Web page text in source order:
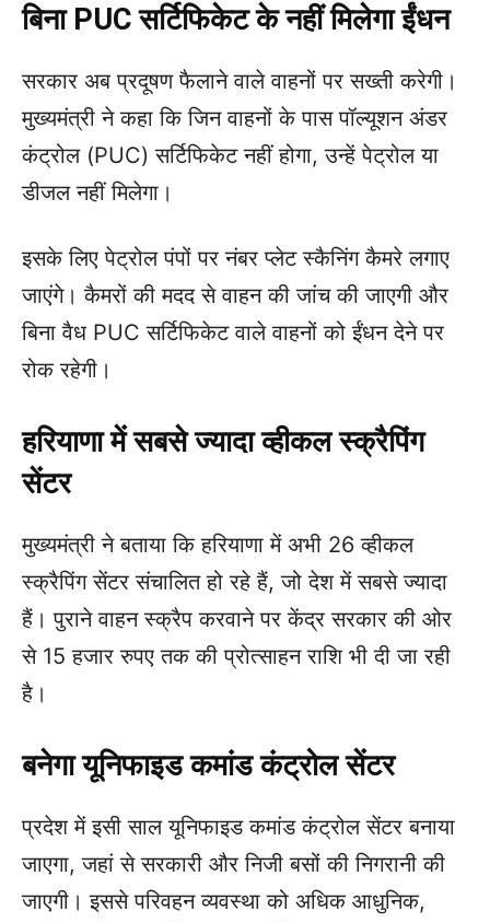
बिना PUC सर्टिफिकेट के नहीं मिलेगा ईंधन
सरकार अब प्रदूषण फैलाने वाले वाहनों पर सख्ती करेगी।
मुख्यमंत्री ने कहा कि जिन वाहनों के पास पॉल्यूशन अंडर
कंट्रोल (PUC) सर्टिफिकेट नहीं होगा, उन्हें पेट्रोल या
डीजल नहीं मिलेगा।
इसके लिए पेट्रोल पंपों पर नंबर प्लेट स्कैनिंग कैमरे लगाए
जाएंगे। कैमरों की मदद से वाहन की जांच की जाएगी और
बिना वैध PUC सर्टिफिकेट वाले वाहनों को ईंधन देने पर
रोक रहेगी।
हरियाणा में सबसे ज्यादा व्हीकल स्क्रैपिंग
सेंटर
मुख्यमंत्री ने बताया कि हरियाणा में अभी 26 व्हीकल
स्क्रैपिंग सेंटर संचालित हो रहे हैं, जो देश में सबसे ज्यादा
हैं। पुराने वाहन स्क्रैप करवाने पर केंद्र सरकार की ओर
से 15 हजार रुपए तक की प्रोत्साहन राशि भी दी जा रही
है।
बनेगा यूनिफाइड कमांड कंट्रोल सेंटर
प्रदेश में इसी साल यूनिफाइड कमांड कंट्रोल सेंटर बनाया
जाएगा, जहां से सरकारी और निजी बसों की निगरानी की
जाएगी। इससे परिवहन व्यवस्था को अधिक आधुनिक,